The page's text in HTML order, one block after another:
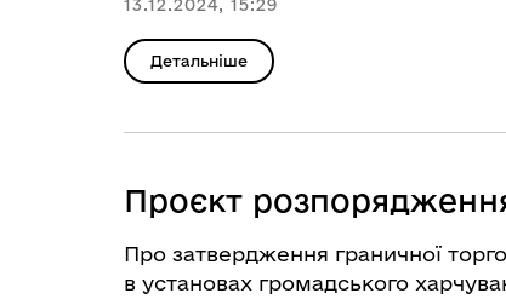
13.12.2024, 15:29
Детальніше
Проєкт
Про затвердження граничної
в установах громадського